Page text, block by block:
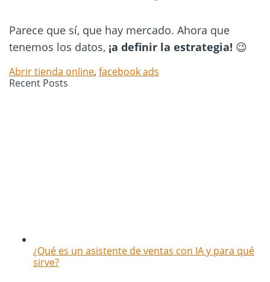
Parece que sí, que hay mercado. Ahora que
tenemos los datos, ¡a definir la estrategia! 😉
Abrir tienda online, facebook ads
Recent Posts
¿Qué es un asistente de ventas con IA y para qué
sirve?